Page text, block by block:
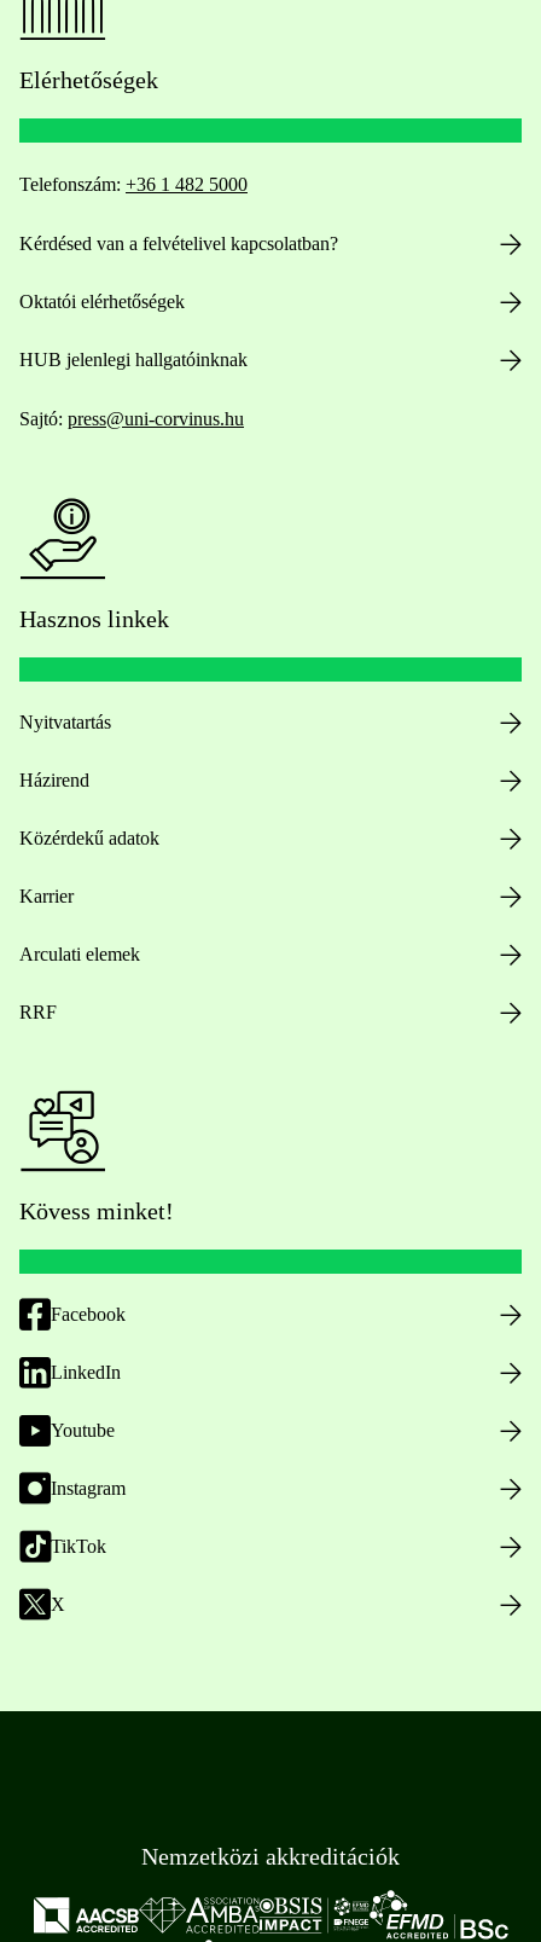
Elérhetőségek
Telefonszám: +36 1 482 5000
Kérdésed van a felvételivel kapcsolatban?
Oktatói elérhetőségek
HUB jelenlegi hallgatóinknak
Sajtó: press@uni-corvinus.hu
Hasznos linkek
Nyitvatartás
Házirend
Közérdekű adatok
Karrier
Arculati elemek
RRF
Kövess minket!
Facebook
LinkedIn
Youtube
Instagram
TikTok
X
Nemzetközi akkreditációk